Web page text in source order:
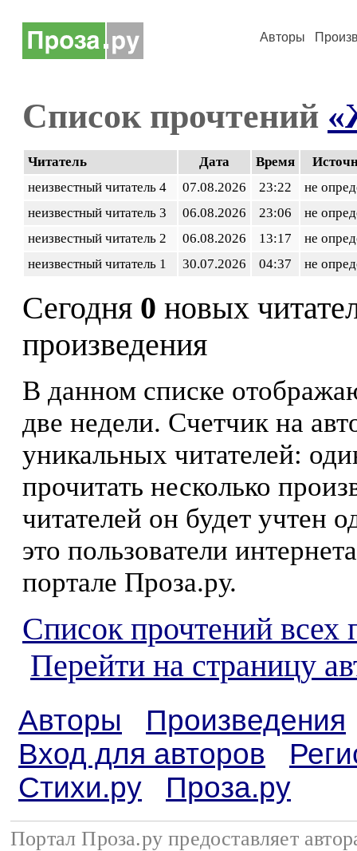
Авторы
Список прочтений
Читатель Дата Время
неизвестный читатель 4
07.08.2026 23:22
не
неизвестный читатель 3
06.08.2026 23:06
не
неизвестный читатель 2
06.08.2026 13:17
не
неизвестный читатель 1
30.07.2026 04:37 не
Сегодня 0 новых
произведения
В данном списке
две недели. Счетчик на
уникальных читателей:
прочитать несколько
читателей он будет учтен
это пользователи
портале Проза.ру.
Список прочтений всех
Перейти на страницу
Авторы
Произведения
Вход для авторов
Стихи.ру
Проза.ру
Портал Проза.ру предоставляет